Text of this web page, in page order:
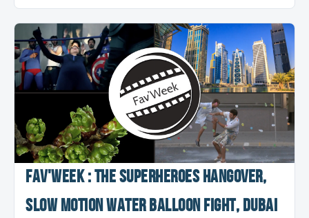
Fav'week : The Superheroes Hangover,
Slow Motion Water Balloon Fight, Dubai